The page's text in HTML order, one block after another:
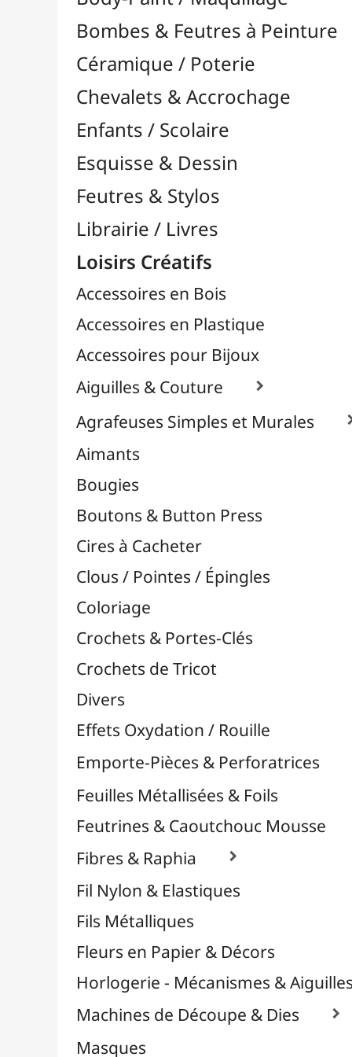
Feutres & Stylos
Librairie / Livres
Loisirs Créatifs
Accessoires en Bois
Accessoires en Plastique
Accessoires pour Bijoux
Aiguilles & Couture

Agrafeuses Simples et Murales 
Aimants
Bougies
Boutons & Button Press
Clous / Pointes / Épingles
Coloriage
Crochets de Tricot
Divers
Effets Oxydation / Rouille
Emporte-Pièces & Perforatrices
Feuilles Métallisées & Foils
Feutrines & Caoutchouc Mousse
Fibres & Raphia
Fil Nylon & Elastiques
Fils Métalliques
Fleurs en Papier & Décors
Horlogerie - Mécanismes & Aiguilles
Masques
Massicots & Lames
Oeillets & Rivets
Petites Pinces
Plantes & Jardin
Plastique Fou
Poncage / Émeri
Quilling / Pliage
Reliure & Cinch
Sable, Strass & Paillettes 
Savons
Serviettes
Sublimation
Tampons et Encreurs 
Washi Tape / Masking Tape
EFCOLOR - Émaux à Froid
Médiums, Vernis & Colles
Modelage / Sculpture
Peintures / Couleurs